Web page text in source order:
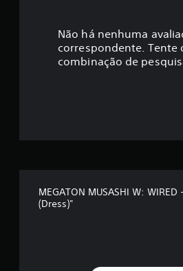
Não há nenhuma
correspondente. Tente
combinação de
MEGATON MUSASHI W:
(Dress)"